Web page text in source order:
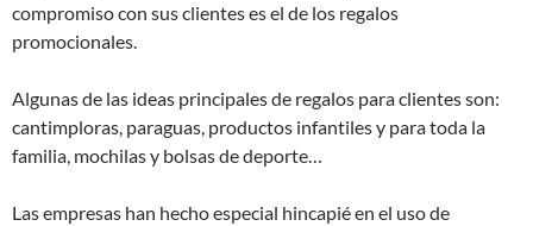
compromiso con sus clientes es el de los regalos
promocionales.
Algunas de las ideas principales de regalos para clientes son:
cantimploras, paraguas, productos infantiles y para toda la
familia, mochilas y bolsas de deporte…
Las empresas han hecho especial hincapié en el uso de